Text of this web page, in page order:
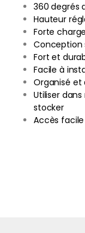
360 degrés
Hauteur
Forte
Conception
Fort et
Facile à
Organisé et
Utiliser
stocker
Accès